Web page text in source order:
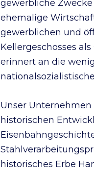
gewerbliche
ehemalige
gewerblichen und
Kellergeschosses
erinnert an die
Unser
historischen
historisches Erbe